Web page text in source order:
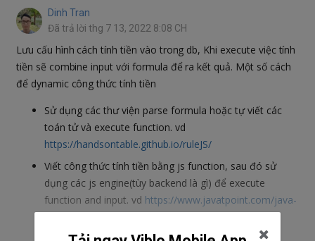
Dinh Tran
Đã trả lời thg 7 13, 2022 8:08 CH
Lưu cấu hình cách tính tiền vào trong db, Khi execute việc tính
tiền sẽ combine input với formula để ra kết quả. Một số cách
để dynamic công thức tính tiền
Sử dụng các thư viện parse formula hoặc tự viết các
toán tử và execute function. vd
https://handsontable.github.io/ruleJS/
Viết công thức tính tiền bằng js function, sau đó sử
dụng các js engine(tùy backend là gì) để execute
function and input. vd https://www.javatpoint.com/java-
nashorn